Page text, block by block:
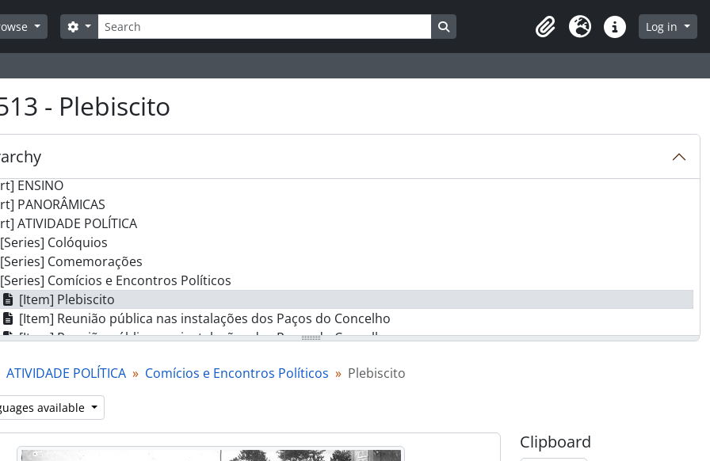
Search
Search options Search in browse page
ClipboardLanguageQuick linksLog in
- Plebiscito
Foto Sousa
CÂMARA MUNICIPAL
MOVIMENTO CULTURAL
AGRICULTURA
COMÉRCIO
ENSINO
PANORÂMICAS
ATIVIDADE POLÍTICA
[Series] Colóquios
[Series] Comemorações
[Series] Comícios e Encontros Políticos
[Item] Plebiscito
[Item] Reunião pública nas instalações dos Paços do Concelho
[Item] Reunião pública nas instalações dos Paços do Concelho
[Item] Encontro político
[Item] Encontro político
[Item] Encontro político
[Item] Encontro político
[Item] Encontro político
ATIVIDADE POLÍTICA Comícios e Encontros Políticos Plebiscito
available
Clipboard